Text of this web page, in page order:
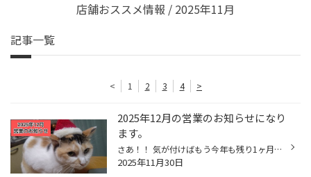
店舗おススメ情報 / 2025年11月
記事一覧
< 1 2 3 4 >
2025年12月の営業のお知らせになり
ます。
さあ！！ 気が付けばもう今年も残り1ヶ月ですよ！！ 計画を立てて必要な事から1つずつ消化していきましょう。 では、2025年12月の営業のお知らせになります。 12/3(水) 12/9(火) 12/10(水) 12/16(火) 12/17(水) 12/23(火) 12/24(水) 12/30(火) 12/31(水) こちらが定休日になります。 12/2(火)は営業...
2025年11月30日